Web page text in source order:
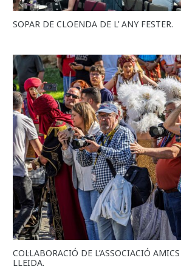
SOPAR DE CLOENDA DE L’ ANY FESTER.
COL·LABORACIÓ DE L’ASSOCIACIÓ
LLEIDA.